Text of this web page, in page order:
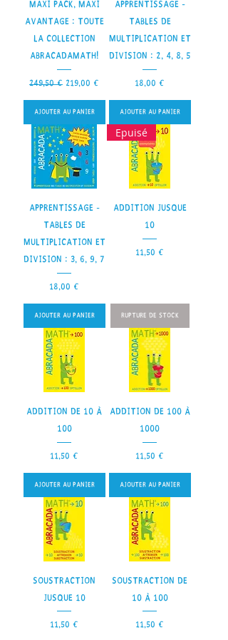
Maxi pack, Maxi
avantage : toute
la collection
AbracadaMath!
Prix original
249,50 € Prix promotionnel
219,00 €
Ajouter au panier
Apprentissage -
Tables de
multiplication et
division : 2, 4, 8, 5
Prix
18,00 €
Ajouter au panier
Apprentissage -
Tables de
multiplication et
division : 3, 6, 9, 7
Prix
18,00 €
Ajouter au panier
Epuisé
Addition jusque
10
Prix
11,50 €
Rupture de stock
Addition de 10 à
100
Prix
11,50 €
Ajouter au panier
Addition de 100 à
1000
Prix
11,50 €
Ajouter au panier
Soustraction
jusque 10
Prix
11,50 €
Soustraction de
10 à 100
Prix
11,50 €